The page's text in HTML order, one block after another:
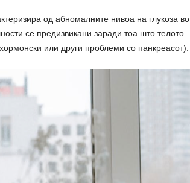
од абномалните нивоа на глукоза во
се предизвикани заради тоа што телото
или други проблеми со панкреасот).